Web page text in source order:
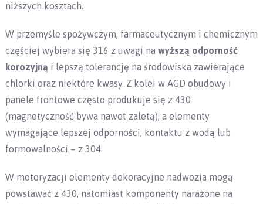
niższych kosztach.
W przemyśle spożywczym, farmaceutycznym i chemicznym
częściej wybiera się 316 z uwagi na wyższą odporność
korozyjną i lepszą tolerancję na środowiska zawierające
chlorki oraz niektóre kwasy. Z kolei w AGD obudowy i
panele frontowe często produkuje się z 430
(magnetyczność bywa nawet zaletą), a elementy
wymagające lepszej odporności, kontaktu z wodą lub
formowalności – z 304.
W motoryzacji elementy dekoracyjne nadwozia mogą
powstawać z 430, natomiast komponenty narażone na